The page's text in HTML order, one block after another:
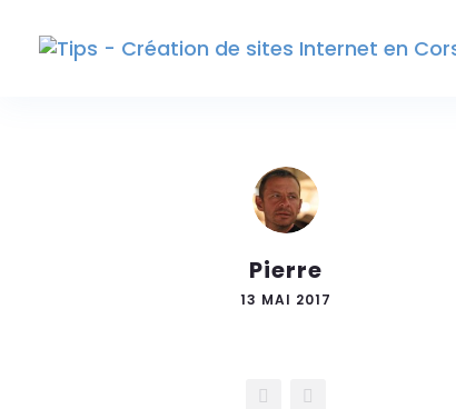
Pierre
13 MAI 2017